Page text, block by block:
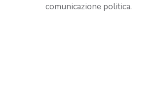
comunicazione politica.